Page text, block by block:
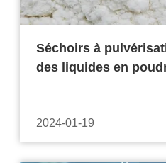
Séchoirs à
des liquides en
2024-01-19